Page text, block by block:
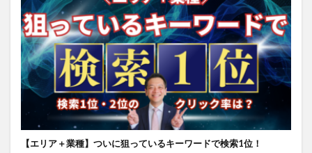
【エリア＋業種】ついに狙っているキーワードで検索1位！